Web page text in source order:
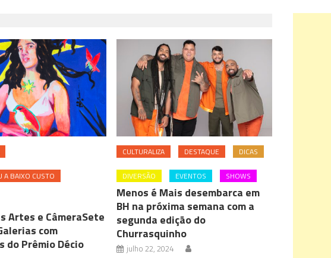
A BAIXO CUSTO
Artes e CâmeraSete
com
do Prêmio Décio
CULTURALIZA DESTAQUE DICAS
DIVERSÃO EVENTOS SHOWS
Menos é Mais desembarca em
BH na próxima semana com a
segunda edição do
Churrasquinho
julho 22, 2024